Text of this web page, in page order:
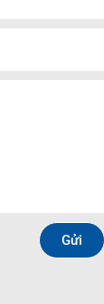
Gửi